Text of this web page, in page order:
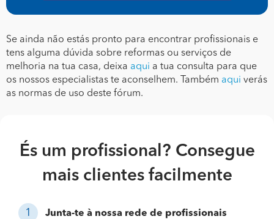
Se ainda não estás pronto para encontrar profissionais e
tens alguma dúvida sobre reformas ou serviços de
melhoria na tua casa, deixa aqui a tua consulta para que
os nossos especialistas te aconselhem. Também aqui verás
as normas de uso deste fórum.
És um profissional? Consegue
mais clientes facilmente
Junta-te à nossa rede de profissionais